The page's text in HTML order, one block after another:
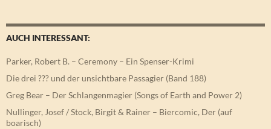
AUCH INTERESSANT:
Parker, Robert B. – Ceremony – Ein Spenser-Krimi
Die drei ??? und der unsichtbare Passagier (Band 188)
Greg Bear – Der Schlangenmagier (Songs of Earth and Power 2)
Nullinger, Josef / Stock, Birgit & Rainer – Biercomic, Der (auf
boarisch)